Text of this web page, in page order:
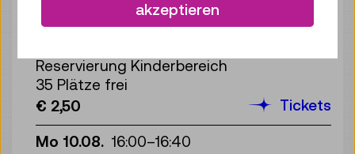
Reservierung Kinderbereich
35 Plätze frei
€ 2,50
Tickets
Mo 10.08. 16:00–16:40
akzeptieren